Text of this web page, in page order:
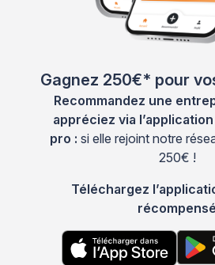
Gagnez 250€* pour
Recommandez une
appréciez via
pro : si elle rejoint notre
250€ !
Téléchargez
récompensé